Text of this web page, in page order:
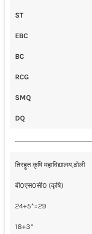
ST
EBC
BC
RCG
SMQ
DQ
तिरहुत कृषि महाविद्यालय,ढोली
बी0एस0सी0 (कृषि)
24+5*=29
18+3*